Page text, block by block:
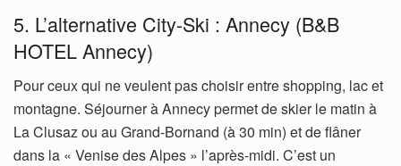
5. L’alternative City-Ski : Annecy (B&B
HOTEL Annecy)
Pour ceux qui ne veulent pas choisir entre shopping, lac et
montagne. Séjourner à Annecy permet de skier le matin à
La Clusaz ou au Grand-Bornand (à 30 min) et de flâner
dans la « Venise des Alpes » l’après-midi. C’est un